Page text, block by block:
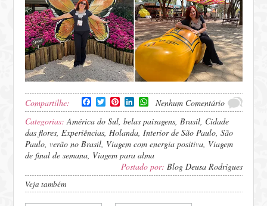
Compartilhe: Facebook
TwitterPinterestLinkedInWhatsApp
Nenhum Comentário
Categorias:América do Sul,belas paisagens,Brasil, Cidade
das flores,Experiências,Holanda,Interior de São Paulo,São
Paulo,verão no Brasil, Viagem com energia positiva, Viagem
de final de semana, Viagem para alma
Postado por: Blog Deusa Rodrigues
Veja também